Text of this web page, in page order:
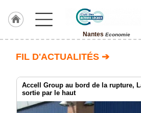
Nantes Economie
HULCOQ
ACCUEIL
Nantes
Accueil
France
FIL D'ACTUALITÉS ➔
Accell Group au bord de la rupture,
sortie par le haut